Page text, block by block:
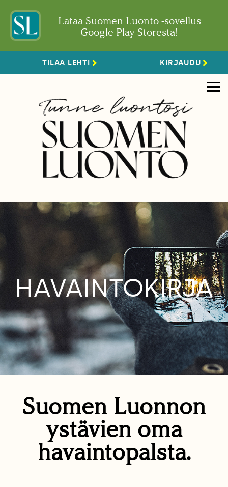
Lataa Suomen Luonto -sovellus
Google Play Storesta!
TILAA LEHTI KIRJAUDU
HAVAINTOKIRJA
Suomen Luonnon
ystävien oma
havaintopalsta.